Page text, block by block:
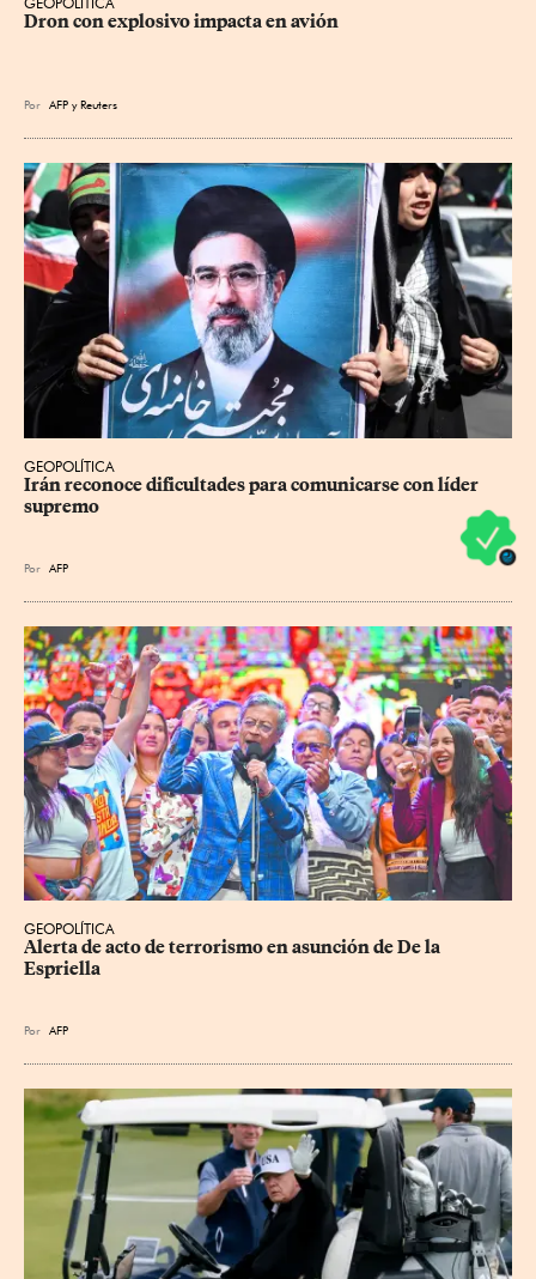
Dron con explosivo impacta en avión
Por AFP yReuters
GEOPOLÍTICA
Irán reconoce dificultades para comunicarse con líder
supremo
Por AFP
GEOPOLÍTICA
Alerta de acto de terrorismo en asunción de De la
Espriella
Por AFP